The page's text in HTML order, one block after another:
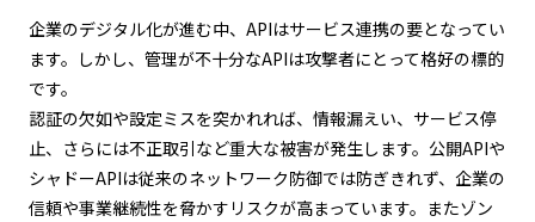
企業のデジタル化が進む中、APIはサービス連携の要となってい
ます。しかし、管理が不十分なAPIは攻撃者にとって格好の標的
です。
認証の欠如や設定ミスを突かれれば、情報漏えい、サービス停
止、さらには不正取引など重大な被害が発生します。公開APIや
シャドーAPIは従来のネットワーク防御では防ぎきれず、企業の
信頼や事業継続性を脅かすリスクが高まっています。またゾン